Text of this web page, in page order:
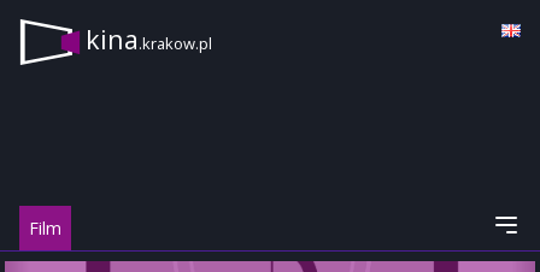
kina.krakow.pl
Film